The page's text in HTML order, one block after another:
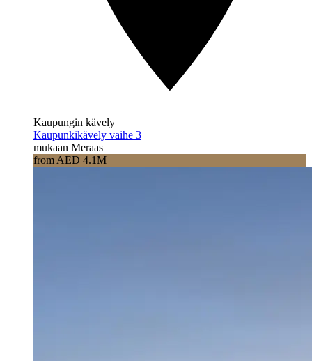
Kaupungin kävely
Kaupunkikävely vaihe 3
mukaan Meraas
from AED 4.1M